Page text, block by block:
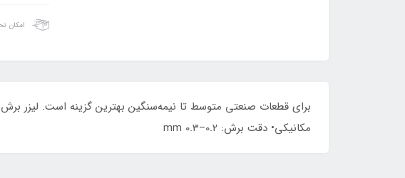
امکان
مکانیکی• دقت برش: 0.2–0.3 mm